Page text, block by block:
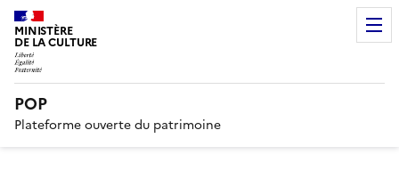
MINISTÈRE
DE LA CULTURE
POP
Plateforme ouverte du patrimoine